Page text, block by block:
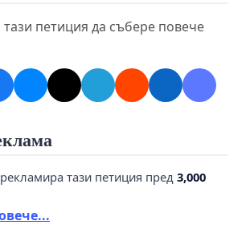
петиция да събере повече
тази петиция пред 3,000